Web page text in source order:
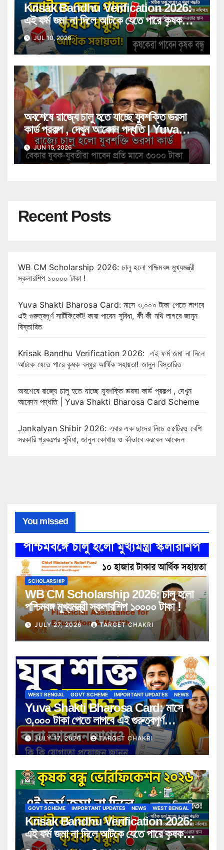
Krisak Bandhu Verification 2026:
এই ফর্ম জমা না দিলে আটকে যেতে পারে কৃষক
বন্ধুর আর্থিক সহায়তা! জানুন বিস্তারিত
JUL 10, 2026
অবশেষে রাজ্যে চালু হতে যাচ্ছে যুবশক্তি ভরসা
কার্ড প্রকল্প , দেখুন আবেদন পদ্ধতি | Yuva
Shakti Bharosa Card Scheme
JUN 15, 2026
Recent Posts
WB CM Scholarship 2026: চালু হলো পশ্চিমবঙ্গ মুখ্যমন্ত্রী
স্কলারশিপ ১০০০০ টাকা !
Yuva Shakti Bharosa Card: মাসে ৩,০০০ টাকা পেতে লাগবে
এই গুরুত্বপূর্ণ সার্টিফিকেট! কারা পাবেন সুবিধা, কী কী নথি লাগবে জানুন
বিস্তারিত
Krisak Bandhu Verification 2026: এই ফর্ম জমা না দিলে
আটকে যেতে পারে কৃষক বন্ধুর আর্থিক সহায়তা! জানুন বিস্তারিত
অবশেষে রাজ্যে চালু হতে যাচ্ছে যুবশক্তি ভরসা কার্ড প্রকল্প , দেখুন
আবেদন পদ্ধতি | Yuva Shakti Bharosa Card Scheme
Jankalyan Shibir 2026: এবার এক ছাদের নিচে ৫৫টিরও বেশি
সরকারি প্রকল্পের সুবিধা, জানুন কোথায় ও কীভাবে করবেন আবেদন
You missed
SCHOLARSHIP
WB CM Scholarship 2026: চালু হলো
পশ্চিমবঙ্গ মুখ্যমন্ত্রী স্কলারশিপ ১০০০০ টাকা !
JULY 27, 2026 TARGET CHAKRI
WEST BENGAL GOVT SCHEME IMPORTANT UPDATES NEWS
Yuva Shakti Bharosa Card: মাসে
৩,০০০ টাকা পেতে লাগবে এই গুরুত্বপূর্ণ
সার্টিফিকেট! কারা পাবেন সুবিধা, কী কী নথি লাগবে
জানুন বিস্তারিত
JULY 17, 2026 TARGET CHAKRI
GOVT SCHEME IMPORTANT UPDATES NEWS WEST BENGAL
Krisak Bandhu Verification 2026:
এই ফর্ম জমা না দিলে আটকে যেতে পারে কৃষক
বন্ধুর আর্থিক সহায়তা! জানুন বিস্তারিত